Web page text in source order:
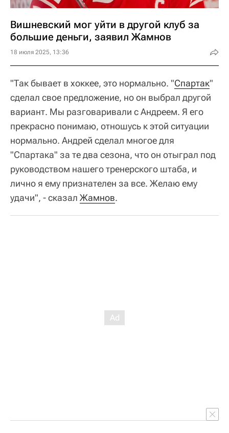
Вишневский мог уйти в другой клуб за
большие деньги, заявил Жамнов
18 июля 2025, 13:36
"Так бывает в хоккее, это нормально. "Спартак"
сделал свое предложение, но он выбрал другой
вариант. Мы разговаривали с Андреем. Я его
прекрасно понимаю, отношусь к этой ситуации
нормально. Андрей сделал многое для
"Спартака" за те два сезона, что он отыграл под
руководством нашего тренерского штаба, и
лично я ему признателен за все. Желаю ему
удачи", - сказал Жамнов.